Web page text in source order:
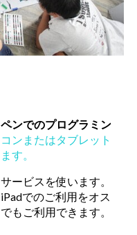
ンでのプログラミン
ンまたはタブレット
す。
ービスを使います。
でのご利用をオス
もご利用できます。